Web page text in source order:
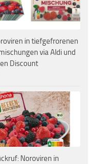
in tiefgefrorenen
via Aldi und
Discount
Noroviren in